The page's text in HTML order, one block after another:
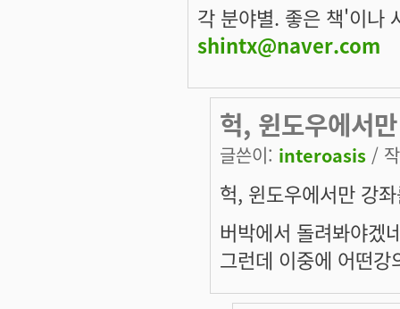
각 분야별. 좋은 책'이나
shintx@naver.com
헉, 윈도우에서
글쓴이: interoasis /
헉, 윈도우에서만 강
버박에서 돌려봐야겠
그런데 이중에 어떤